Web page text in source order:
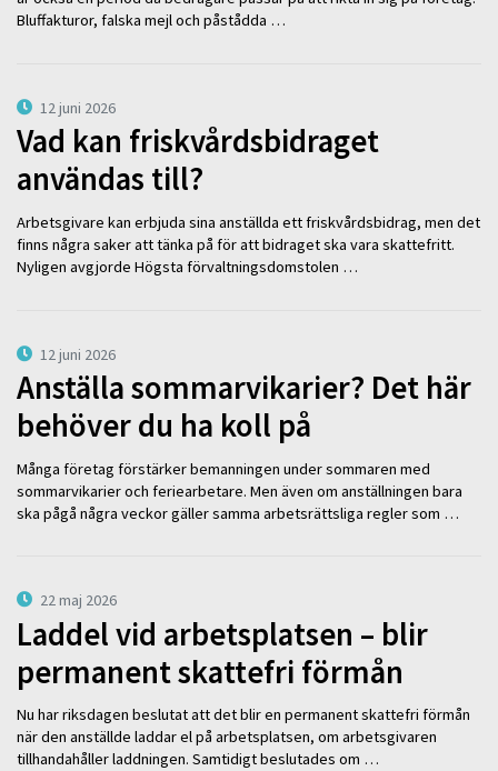
Bluffakturor, falska mejl och påstådda …
12 juni 2026
Vad kan friskvårdsbidraget
användas till?
Arbetsgivare kan erbjuda sina anställda ett friskvårdsbidrag, men det
finns några saker att tänka på för att bidraget ska vara skattefritt.
Nyligen avgjorde Högsta förvaltningsdomstolen …
12 juni 2026
Anställa sommarvikarier? Det här
behöver du ha koll på
Många företag förstärker bemanningen under sommaren med
sommarvikarier och feriearbetare. Men även om anställningen bara
ska pågå några veckor gäller samma arbetsrättsliga regler som …
22 maj 2026
Laddel vid arbetsplatsen – blir
permanent skattefri förmån
Nu har riksdagen beslutat att det blir en permanent skattefri förmån
när den anställde laddar el på arbetsplatsen, om arbetsgivaren
tillhandahåller laddningen. Samtidigt beslutades om …